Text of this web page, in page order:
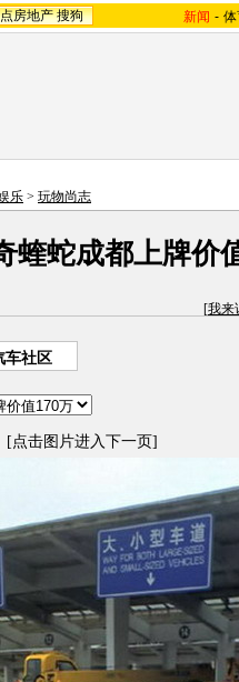
房地产 搜狗 新闻 -
乐 > 玩物尚志
蝰蛇成都上牌价
[我来
车社区
[点击图片进入下一页]